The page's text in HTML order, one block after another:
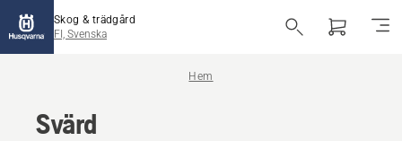
Skog & trädgård
FI, Svenska
Hem
Svärd